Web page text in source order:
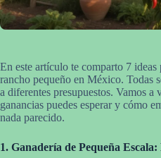
En este artículo te comparto 7
rancho pequeño en México. Todas
a diferentes presupuestos. Vamos a
ganancias puedes esperar y cómo
nada parecido.
1. Ganadería de Pequeña